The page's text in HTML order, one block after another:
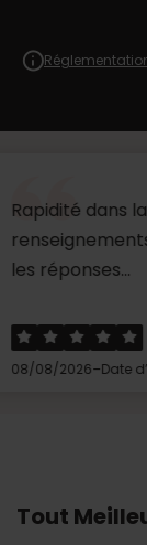
la demande
et
Yvette
Date d’expérience :
Tout